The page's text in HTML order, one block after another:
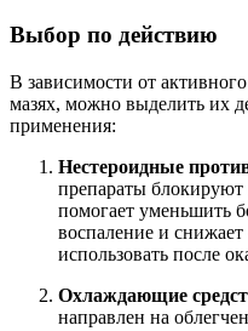
Выбор по действию
В зависимости от
мазях, можно выделить их
применения:
Нестероидные
препараты блокируют
помогает уменьшить
воспаление и снижает
использовать после
Охлаждающие
направлен на